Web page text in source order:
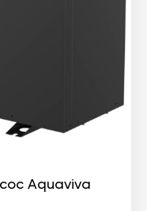
Aquaviva